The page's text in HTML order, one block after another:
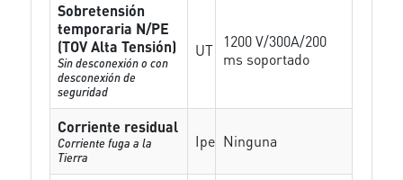
Sobretensión
temporaria N/PE
(TOV Alta Tensión)
Sin desconexión o con
desconexión de
seguridad
UT
1200 V/300A/200
ms soportado
Corriente residual
Corriente fuga a la
Tierra
Ipe Ninguna